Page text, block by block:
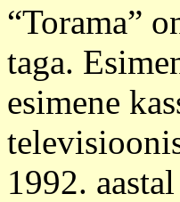
“Torama”
taga.
esimene
1992.